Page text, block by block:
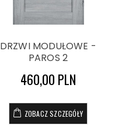
DRZWI MODUŁOWE -
PAROS 2
460,00 PLN
ZOBACZ SZCZEGÓŁY